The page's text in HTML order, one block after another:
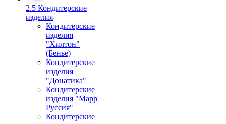
2.5 Кондитерские
изделия
Кондитерские
изделия
"Хилтон"
(Бенье)
Кондитерские
изделия
"Донатика"
Кондитерские
изделия "Марр
Руссия"
Кондитерские